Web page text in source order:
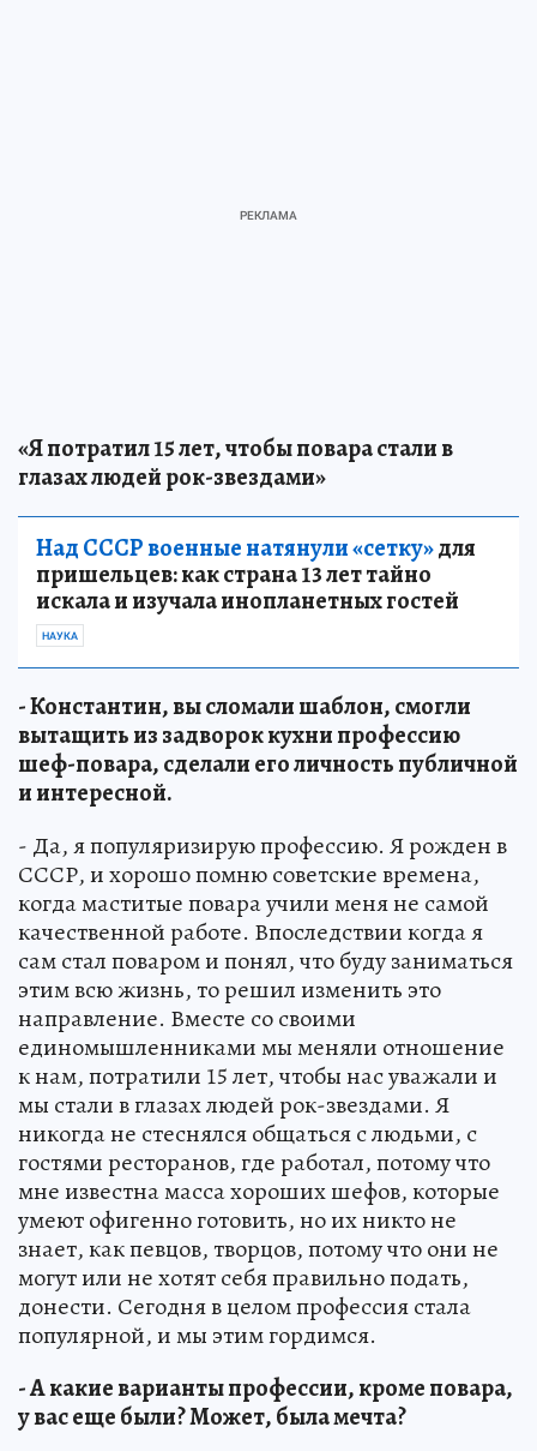
«Я потратил 15 лет, чтобы повара стали в
глазах людей рок-звездами»
Над СССР военные натянули «сетку»для
пришельцев: как страна 13 лет тайно
искала и изучала инопланетных гостей
НАУКА
- Константин, вы сломали шаблон, смогли
вытащить из задворок кухни профессию
шеф-повара, сделали его личность публичной
и интересной.
- Да, я популяризирую профессию. Я рожден в
СССР, и хорошо помню советские времена,
когда маститые повара учили меня не самой
качественной работе. Впоследствии когда я
сам стал поваром и понял, что буду заниматься
этим всю жизнь, то решил изменить это
направление. Вместе со своими
единомышленниками мы меняли отношение
к нам, потратили 15 лет, чтобы нас уважали и
мы стали в глазах людей рок-звездами. Я
никогда не стеснялся общаться с людьми, с
гостями ресторанов, где работал, потому что
мне известна масса хороших шефов, которые
умеют офигенно готовить, но их никто не
знает, как певцов, творцов, потому что они не
могут или не хотят себя правильно подать,
донести. Сегодня в целом профессия стала
популярной, и мы этим гордимся.
- А какие варианты профессии, кроме повара,
у вас еще были? Может, была мечта?